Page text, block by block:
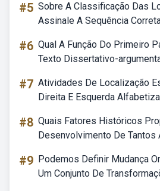
#5 Sobre A Classificação Das
Assinale A Sequência
#6 Qual A Função Do Primeiro
Texto Dissertativo-
#7 Atividades De Localização
Direita E Esquerda
#8 Quais Fatores Históricos
Desenvolvimento De Tantos
#9 Podemos Definir Mudança
Um Conjunto De